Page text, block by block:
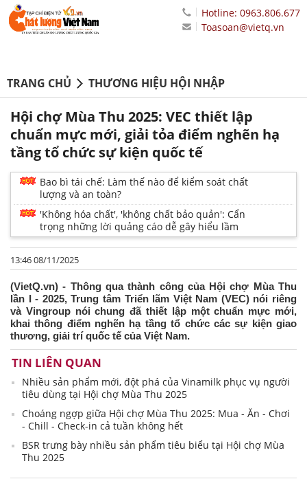
Hotline: 0963.806.677
Toasoan@vietq.vn
TRANG CHỦ THƯƠNG HIỆU HỘI NHẬP
Hội chợ Mùa Thu 2025: VEC thiết lập
chuẩn mực mới, giải tỏa điểm nghẽn hạ
tầng tổ chức sự kiện quốc tế
Bao bì tái chế: Làm thế nào để kiểm soát chất
lượng và an toàn?
'Không hóa chất', 'không chất bảo quản': Cẩn
trọng những lời quảng cáo dễ gây hiểu lầm
13:46 08/11/2025
(VietQ.vn) - Thông qua thành công của Hội chợ Mùa Thu
lần I - 2025, Trung tâm Triển lãm Việt Nam (VEC) nói riêng
và Vingroup nói chung đã thiết lập một chuẩn mực mới,
khai thông điểm nghẽn hạ tầng tổ chức các sự kiện giao
thương, giải trí quốc tế của Việt Nam.
TIN LIÊN QUAN
Nhiều sản phẩm mới, đột phá của Vinamilk phục vụ người
tiêu dùng tại Hội chợ Mùa Thu 2025
Choáng ngợp giữa Hội chợ Mùa Thu 2025: Mua - Ăn - Chơi
- Chill - Check-in cả tuần không hết
BSR trưng bày nhiều sản phẩm tiêu biểu tại Hội chợ Mùa
Thu 2025